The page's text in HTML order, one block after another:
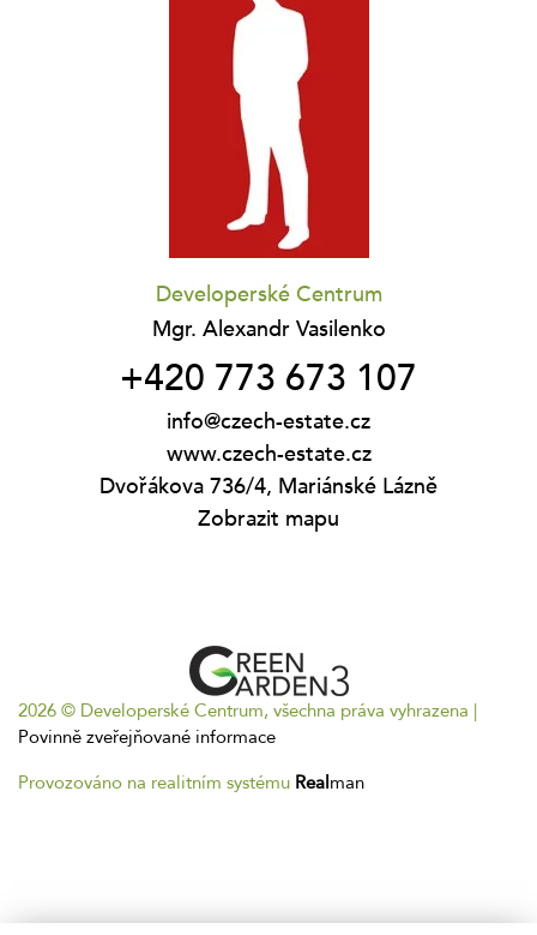
Developerské Centrum
Mgr. Alexandr Vasilenko
+420 773 673 107
info@czech-estate.cz
www.czech-estate.cz
Dvořákova 736/4, Mariánské Lázně
Zobrazit mapu
2026 © Developerské Centrum, všechna práva vyhrazena |
Povinně zveřejňované informace
Provozováno na realitním systému Realman